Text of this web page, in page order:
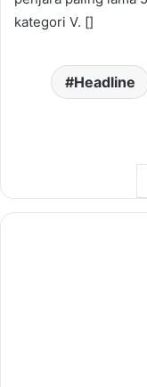
kategori V. []
Headline